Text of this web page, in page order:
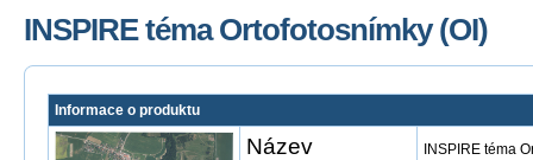
INSPIRE téma Ortofotosnímky (OI)
Informace o produktu
Název INSPIRE téma